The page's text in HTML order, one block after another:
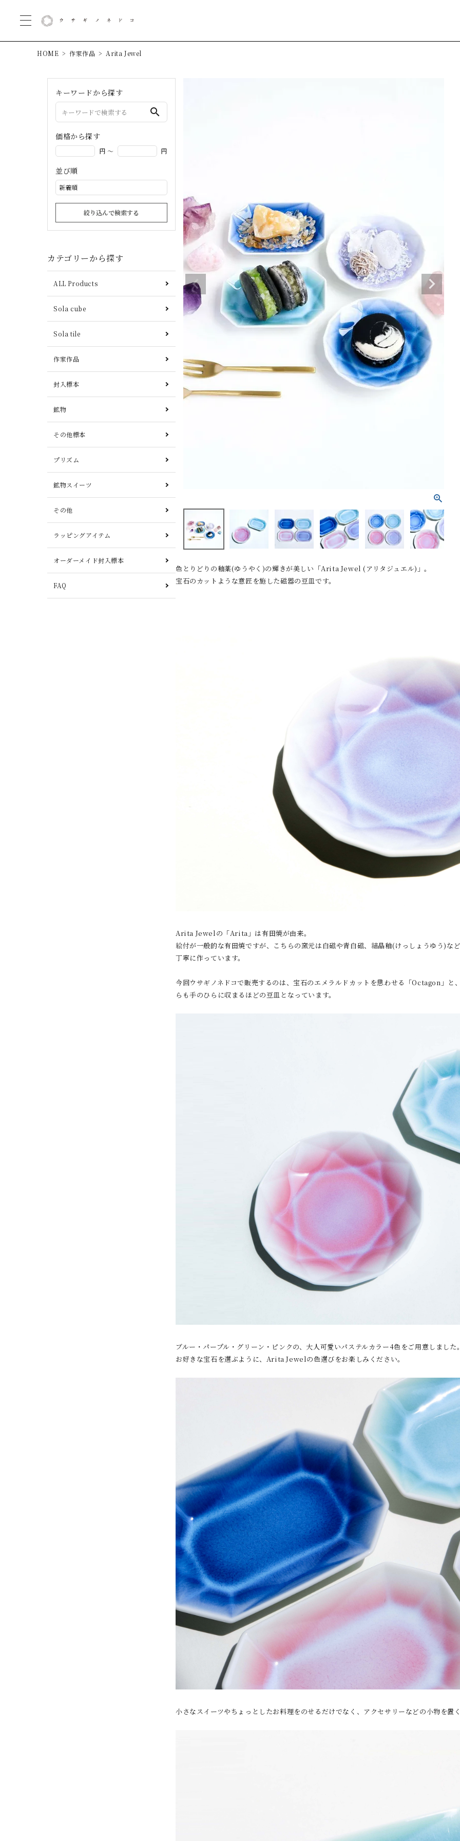
HOME 作家作品 Arita Jewel
キーワードから探す
search
価格から探す
円 ～ 円
並び順
絞り込んで検索する
カテゴリーから探す
ALL Products
Sola cube
Sola tile
作家作品
封入標本
鉱物
その他標本
プリズム
鉱物スイーツ
その他
ラッピングアイテム
オーダーメイド封入標本
FAQ
色とりどりの釉薬(ゆうやく)の輝きが美しい「Arita Jewel (アリタジュエル)」。
宝石のカットような意匠を施した磁器の豆皿です。
Arita Jewelの「Arita」は有田焼が由来。
絵付が一般的な有田焼ですが、こちらの窯元は白磁や青白磁、結晶釉(けっしょうゆう)な
丁寧に作っています。
今回ウサギノネドコで販売するのは、宝石のエメラルドカットを思わせる「Octagon」
らも手のひらに収まるほどの豆皿となっています。
ブルー・パープル・グリーン・ピンクの、大人可愛いパステルカラー4色をご用意しました
お好きな宝石を選ぶように、Arita Jewelの色選びをお楽しみください。
小さなスイーツやちょっとしたお料理をのせるだけでなく、アクセサリーなどの小物を置